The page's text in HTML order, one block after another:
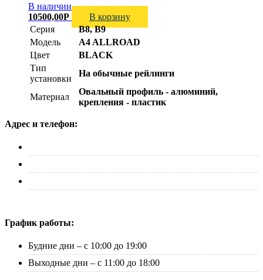
В наличии
10500,00Р
В корзину
Серия
B8, B9
Модель
A4 ALLROAD
Цвет
BLACK
Тип
установки
На обычные рейлинги
Материал
Овальный профиль - алюминий,
крепления - пластик
Адрес и телефон:
График работы:
Будние дни – с 10:00 до 19:00
Выходные дни – с 11:00 до 18:00